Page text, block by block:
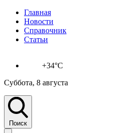
Главная
Новости
Справочник
Статьи
+34°C
Суббота, 8 августа
Поиск